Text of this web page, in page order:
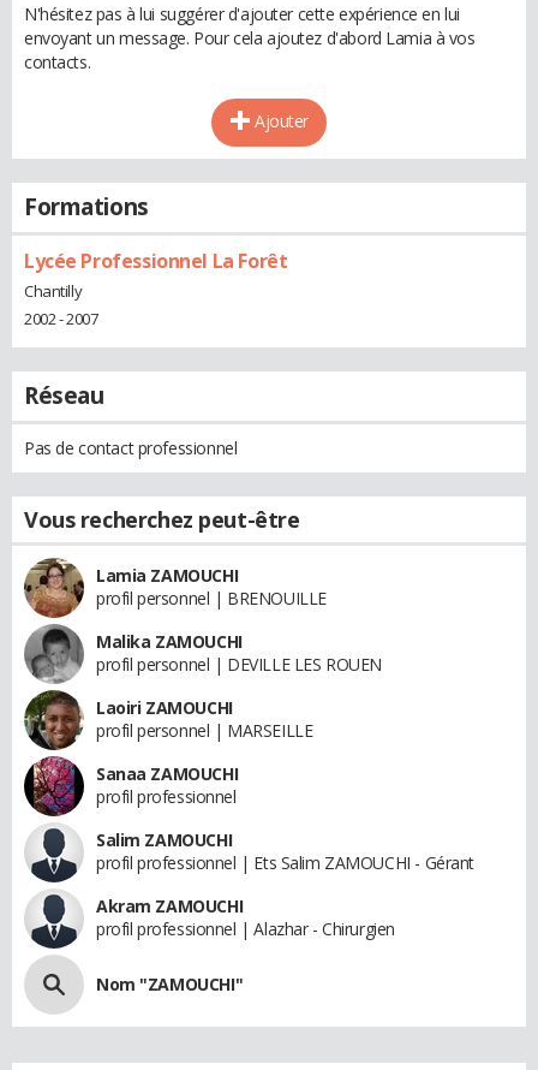
N'hésitez pas à lui suggérer d'ajouter cette expérience en lui
envoyant un message. Pour cela ajoutez d'abord Lamia à vos
contacts.
Ajouter
Formations
Lycée Professionnel La Forêt
Chantilly
2002 - 2007
Réseau
Pas de contact professionnel
Vous recherchez peut-être
Lamia ZAMOUCHI
profil personnel | BRENOUILLE
Malika ZAMOUCHI
profil personnel | DEVILLE LES ROUEN
Laoiri ZAMOUCHI
profil personnel | MARSEILLE
Sanaa ZAMOUCHI
profil professionnel
Salim ZAMOUCHI
profil professionnel | Ets Salim ZAMOUCHI - Gérant
Akram ZAMOUCHI
profil professionnel | Alazhar - Chirurgien
Nom "ZAMOUCHI"